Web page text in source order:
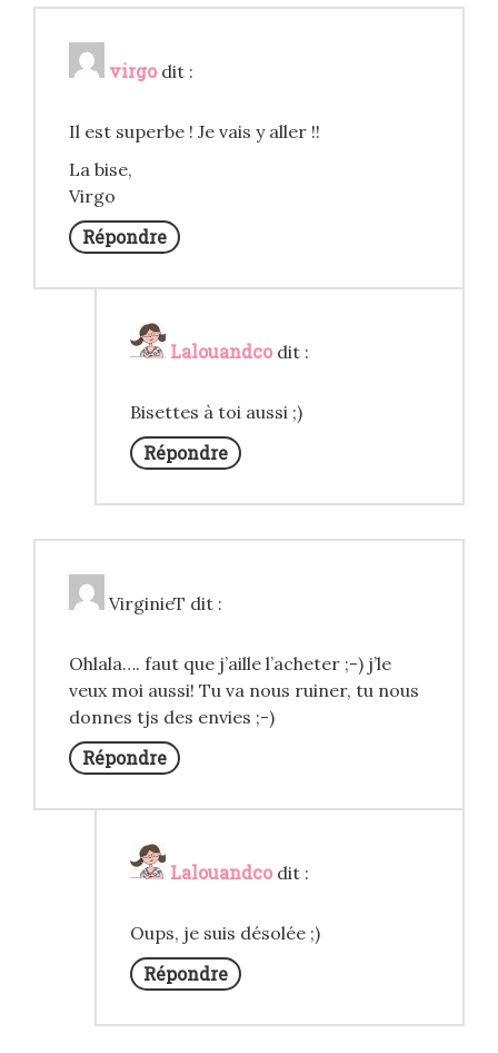
virgo dit :
Il est superbe ! Je vais y aller !!
La bise,
Virgo
Répondre
Lalouandco dit :
Bisettes à toi aussi ;)
Répondre
VirginieT dit :
Ohlala…. faut que j’aille l’acheter ;-) j’le
veux moi aussi! Tu va nous ruiner, tu nous
donnes tjs des envies ;-)
Répondre
Lalouandco dit :
Oups, je suis désolée ;)
Répondre